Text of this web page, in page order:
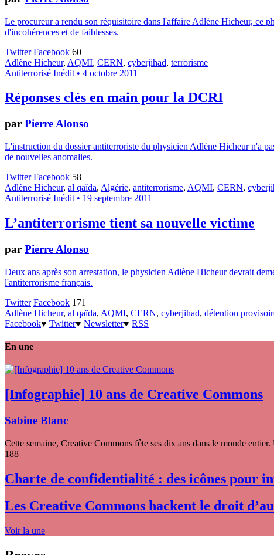
Le procureur a rendu son réquisitoire dans l'affaire Adlène Hicheur, ce
d'incohérences et de faiblesses.
Twitter Facebook 60
Adlène Hicheur, AQMI, CERN, cyberjihad, terrorisme
Antiterrorisé Inédit • 4 octobre 2011
Réponses clés en main pour la DCRI
par Pierre Alonso
L'instruction du dossier antiterroriste du physicien Adlène Hicheur n'a
de nouvelles anomalies.
Twitter Facebook 58
Adlène Hicheur, al qaïda, Algérie, antiterrorisme, AQMI, CERN,
Antiterrorisé Inédit • 19 septembre 2011
L’antiterrorisme tient sa nouvelle victime
par Pierre Alonso
Deux ans après son arrestation, le physicien Adlène Hicheur devrait
l'antiterrorisme français.
Twitter Facebook 171
Adlène Hicheur, al qaïda, AQMI, CERN, cyberjihad, détention
Facebook♥ Twitter♥ Newsletter♥ RSS
En une
[Infographie] 10 ans de Creative Commons
Sabine Blanc
Cette semaine, Creative Commons fête ses dix ans dans le monde
188
Charte de confidentialité : des icônes pour
Les Creative Commons hackent le droit
Voir la une